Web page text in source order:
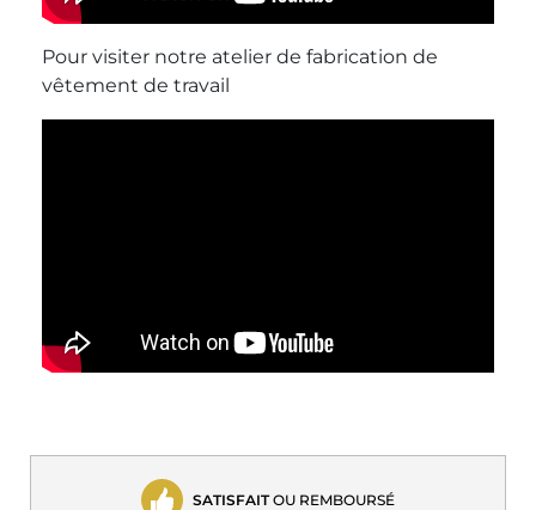
Pour visiter notre atelier de fabrication de
vêtement de travail
SATISFAITOU REMBOURSÉ